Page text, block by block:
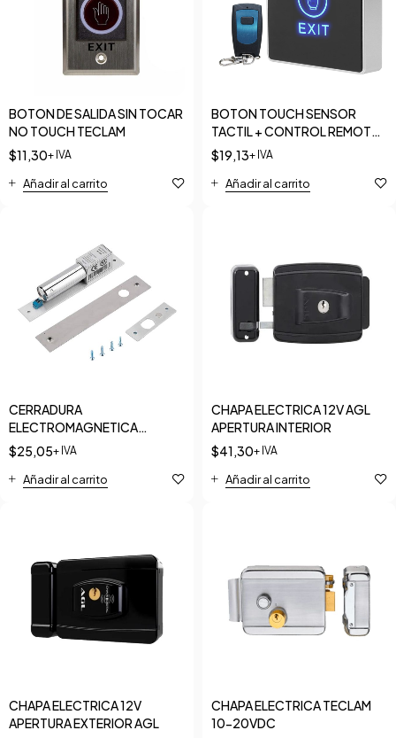
BOTON DE SALIDA SIN TOCAR
NO TOUCH TECLAM
$11,30+ IVA
Añadir al carrito
BOTON TOUCH SENSOR
TACTIL + CONTROL REMOTO
TECLAM 30M
$19,13+ IVA
Añadir al carrito
CERRADURA
ELECTROMAGNETICA
PISTON TECLAM
$25,05+ IVA
Añadir al carrito
CHAPA ELECTRICA 12V AGL
APERTURA INTERIOR
$41,30+ IVA
Añadir al carrito
CHAPA ELECTRICA 12V
APERTURA EXTERIOR AGL
CHAPA ELECTRICA TECLAM
10-20VDC